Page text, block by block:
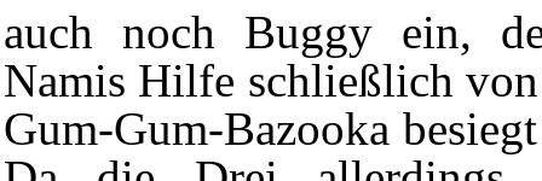
auch noch Buggy ein,
Namis Hilfe schließlich
Gum-Gum-Bazooka besiegt